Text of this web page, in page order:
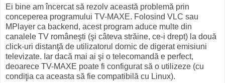
Ei bine am încercat să rezolv această problemă prin
conceperea programului TV-MAXE. Folosind VLC sau
MPlayer ca backend, acest program aduce multe din
canalele TV româneşti (şi câteva străine, ce-i drept) la două
click-uri distanţă de utilizatorul dornic de digerat emisiuni
televizate. Iar dacă mai ai şi o telecomandă e perfect,
deoarece TV-MAXE poate fi configurat să o utilizeze (cu
condiţia ca aceasta să fie compatibilă cu Linux).